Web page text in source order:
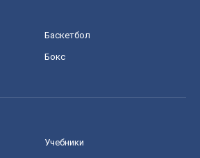
Баскетбол
Бокс
Учебники